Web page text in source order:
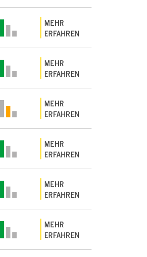
MEHR
ERFAHREN
MEHR
ERFAHREN
MEHR
ERFAHREN
MEHR
ERFAHREN
MEHR
ERFAHREN
MEHR
ERFAHREN